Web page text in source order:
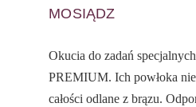
MOSIĄDZ
Okucia do zadań
PREMIUM. Ich powłoka
całości odlane z brązu.